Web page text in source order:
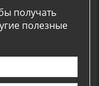
получать
полезные